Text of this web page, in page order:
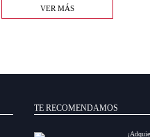
VER MÁS
TE RECOMENDAMOS